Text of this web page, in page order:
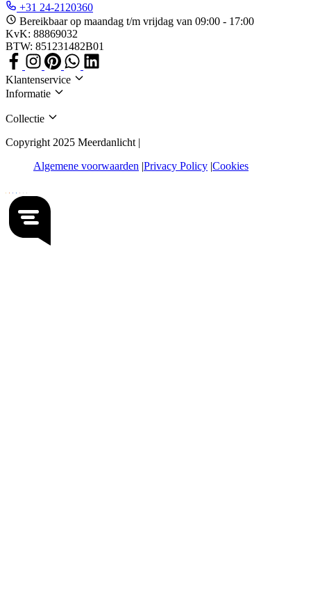
+31 24-2120360
Bereikbaar op maandag t/m vrijdag van 09:00 - 17:00
KvK: 88869032
BTW: 851231482B01
Klantenservice
Informatie
Collectie
Copyright 2025 Meerdanlicht |
Algemene voorwaarden Privacy Policy Cookies